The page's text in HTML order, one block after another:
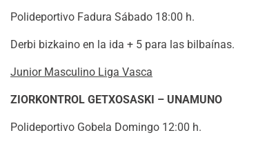
Polideportivo Fadura Sábado 18:00 h.
Derbi bizkaino en la ida + 5 para las bilbaínas.
Junior Masculino Liga Vasca
ZIORKONTROL GETXOSASKI – UNAMUNO
Polideportivo Gobela Domingo 12:00 h.